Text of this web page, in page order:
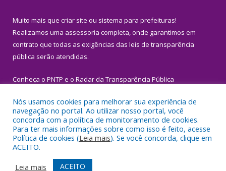
Muito mais que criar site ou sistema para prefeituras!
Realizamos uma assessoria completa, onde garantimos em
contrato que todas as exigências das leis de transparência
pública serão atendidas.
Conheça o PNTP e o Radar da Transparência Pública
Todos os direitos reservados a Prefeitura Municipal de Igarapé-
Miri.
Mapa do Site
Acessar Área Administrativa
Nós usamos cookies para melhorar sua experiência de
navegação no portal. Ao utilizar nosso portal, você
concorda com a política de monitoramento de cookies.
Para ter mais informações sobre como isso é feito, acesse
Política de cookies (Leia mais). Se você concorda, clique em
ACEITO.
Leia mais
ACEITO